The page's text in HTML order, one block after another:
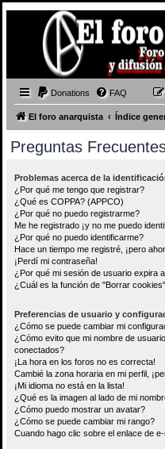
Donations FAQ
El foro anarquista Índice
Preguntas
Problemas acerca de la
¿Por qué me tengo que registrar?
¿Qué es COPPA? (APPCO)
¿Por qué no puedo registrarme?
Me he registrado ¡y no me puedo
¿Por qué no puedo identificarme?
Hace un tiempo me registré, ¡pero
¡Perdí mi contraseña!
¿Por qué mi sesión de usuario expira
¿Cuál es la función de "Borrar
Preferencias de usuario y
¿Cómo se puede cambiar mi
¿Cómo evito que mi nombre de
conectados?
¡La hora en los foros no es correcta!
Cambié la zona horaria en mi perfil,
¡Mi idioma no está en la lista!
¿Qué es la imagen al lado de mi
¿Cómo puedo mostrar un avatar?
¿Cómo se puede cambiar mi rango?
Cuando hago clic sobre el enlace de